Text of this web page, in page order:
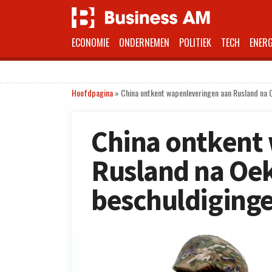
ECONOMIE ONDERNEMEN POLITIEK TECH
Hoofdpagina» China ontkent wapenleveringen aan Rusland
China ontkent
Rusland na